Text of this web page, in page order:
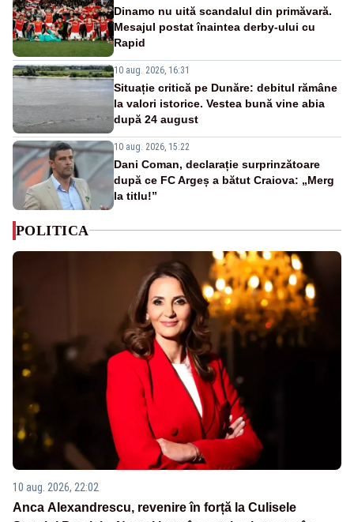
Dinamo nu uită scandalul din primăvară.
Mesajul postat înaintea derby-ului cu
Rapid
10 aug. 2026, 16:31
Situație critică pe Dunăre: debitul rămâne
la valori istorice. Vestea bună vine abia
după 24 august
10 aug. 2026, 15:22
Dani Coman, declarație surprinzătoare
după ce FC Argeș a bătut Craiova: „Merg
la titlu!”
POLITICA
10 aug. 2026, 22:02
Anca Alexandrescu, revenire în forță la Culisele